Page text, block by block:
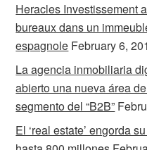
Heracles Investissement
bureaux dans un
espagnole February 6,
La agencia inmobiliaria
abierto una nueva área
segmento del “B2B”
El ‘real estate’ engorda